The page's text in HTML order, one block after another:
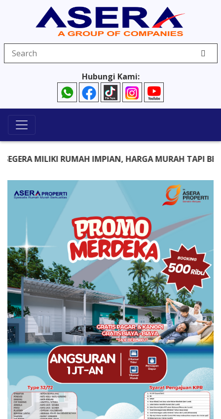
Hubungi Kami:
MILIKI RUMAH IMPIAN, HARGA MURAH TAPI